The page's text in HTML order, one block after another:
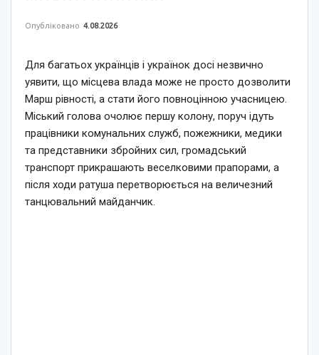
Опубліковано 4.08.2026
Для багатьох українців і українок досі незвично
уявити, що місцева влада може не просто дозволити
Марш рівності, а стати його повноцінною учасницею.
Міський голова очолює першу колону, поруч ідуть
працівники комунальних служб, пожежники, медики
та представники збройних сил, громадський
транспорт прикрашають веселковими прапорами, а
після ходи ратуша перетворюється на величезний
танцювальний майданчик.